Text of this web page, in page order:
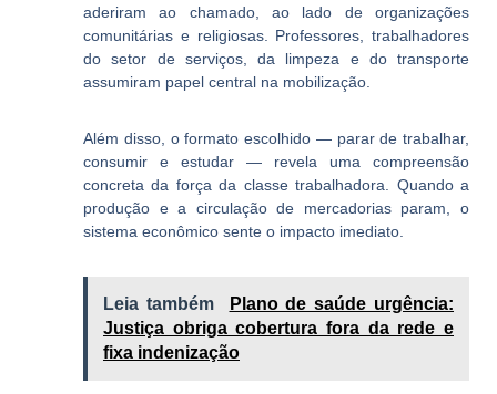
aderiram ao chamado, ao lado de organizações
comunitárias e religiosas. Professores, trabalhadores
do setor de serviços, da limpeza e do transporte
assumiram papel central na mobilização.
Além disso, o formato escolhido — parar de trabalhar,
consumir e estudar — revela uma compreensão
concreta da força da classe trabalhadora. Quando a
produção e a circulação de mercadorias param, o
sistema econômico sente o impacto imediato.
Leia também
Plano de saúde urgência:
Justiça obriga cobertura fora da rede e
fixa indenização